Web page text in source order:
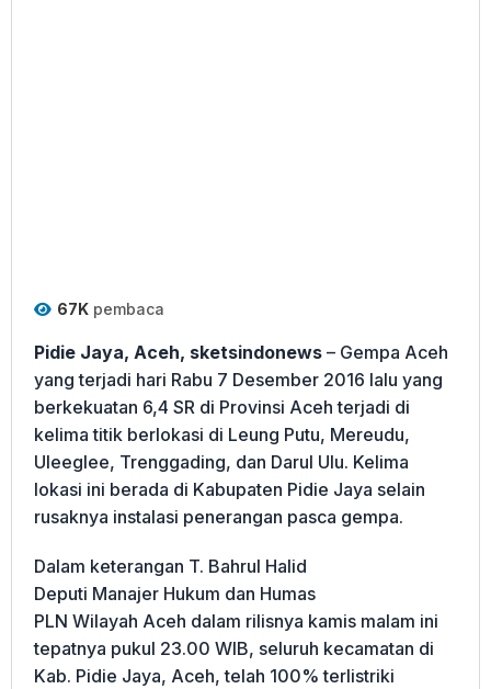
67K pembaca
Pidie Jaya, Aceh, sketsindonews – Gempa Aceh
yang terjadi hari Rabu 7 Desember 2016 lalu yang
berkekuatan 6,4 SR di Provinsi Aceh terjadi di
kelima titik berlokasi di Leung Putu, Mereudu,
Uleeglee, Trenggading, dan Darul Ulu. Kelima
lokasi ini berada di Kabupaten Pidie Jaya selain
rusaknya instalasi penerangan pasca gempa.
Dalam keterangan T. Bahrul Halid
Deputi Manajer Hukum dan Humas
PLN Wilayah Aceh dalam rilisnya kamis malam ini
tepatnya pukul 23.00 WIB, seluruh kecamatan di
Kab. Pidie Jaya, Aceh, telah 100% terlistriki